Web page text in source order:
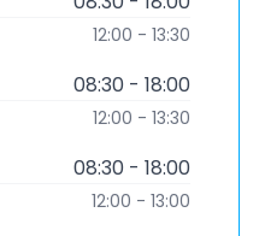
12:00 - 13:30
08:30 - 18:00
12:00 - 13:30
08:30 - 18:00
12:00 - 13:00